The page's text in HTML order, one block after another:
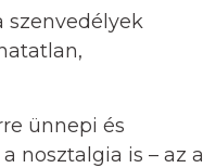
szenvedélyek
ünnepi és
nosztalgia is – az a